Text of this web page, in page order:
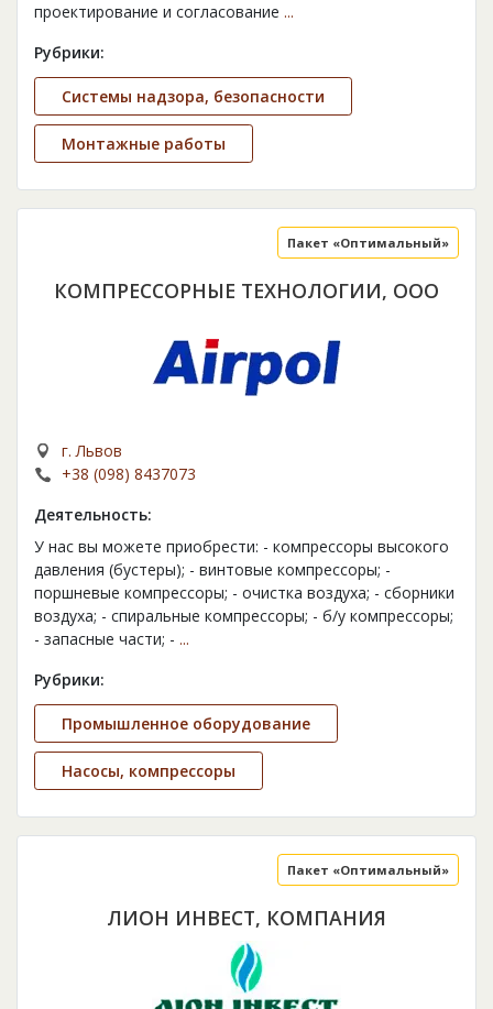
проектирование и согласование ...
Рубрики:
Системы надзора, безопасности
Монтажные работы
КОМПРЕССОРНЫЕ ТЕХНОЛОГИИ, ООО
Пакет «Оптимальный»
г. Львов
+38 (098) 8437073
Деятельность:
У нас вы можете приобрести: - компрессоры высокого
давления (бустеры); - винтовые компрессоры; -
поршневые компрессоры; - очистка воздуха; - сборники
воздуха; - спиральные компрессоры; - б/у компрессоры;
- запасные части; - ...
Рубрики:
Промышленное оборудование
Насосы, компрессоры
ЛИОН ИНВЕСТ, КОМПАНИЯ
Пакет «Оптимальный»